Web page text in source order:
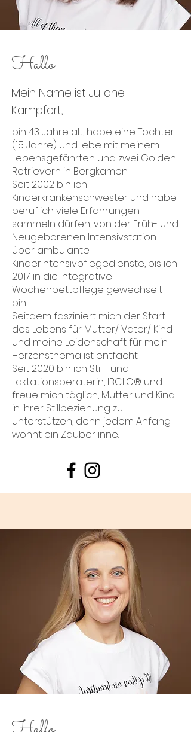
Hallo
Mein Name ist Juliane
Kampfert,
bin 43 Jahre alt, habe eine Tochter
(15 Jahre) und lebe mit meinem
Lebensgefährten und zwei Golden
Retrievern in Bergkamen.
Seit 2002 bin ich
Kinderkrankenschwester und habe
beruflich viele Erfahrungen
sammeln dürfen, von der Früh- und
Neugeborenen Intensivstation
über ambulante
Kinderintensivpflegedienste, bis ich
2017 in die integrative
Wochenbettpflege gewechselt
bin.
Seitdem fasziniert mich der Start
des Lebens für Mutter/ Vater/ Kind
und meine Leidenschaft für mein
Herzensthema ist entfacht.
Seit 2020 bin ich Still- und
Laktationsberaterin, IBCLC® und
freue mich täglich, Mutter und Kind
in ihrer Stillbeziehung zu
unterstützen, denn jedem Anfang
wohnt ein Zauber inne.